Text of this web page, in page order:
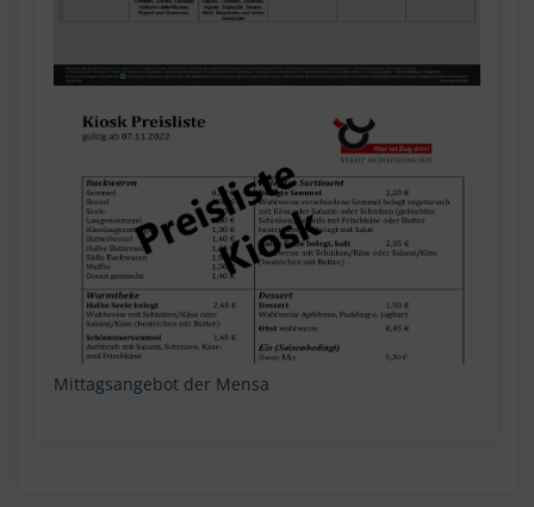
Mittagsangebot der Mensa